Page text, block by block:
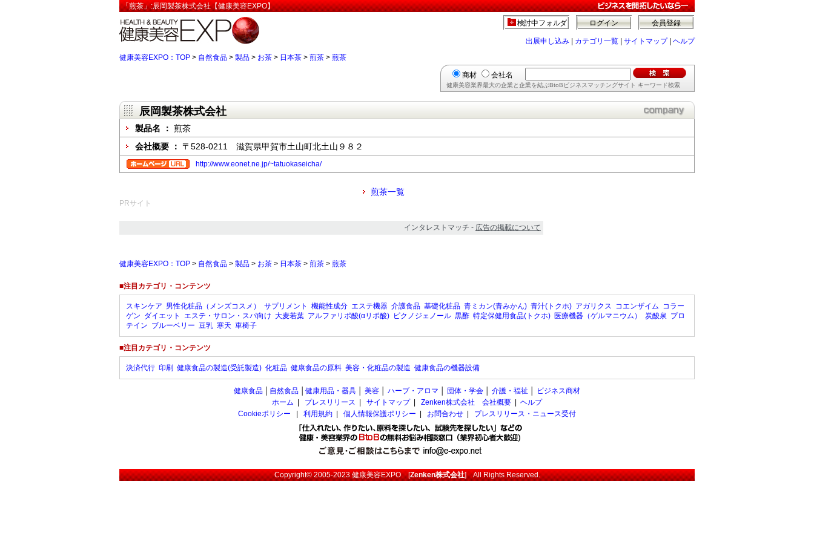
「煎茶」:辰岡製茶株式会社【健康美容EXPO】
会員登録
ログイン
検討中フォルダ
出展申し込み カテゴリ一覧 サイトマップ| ヘルプ
健康美容EXPO：TOP > 自然食品 > 製品 > お茶 > 日本茶 > 煎茶 > 煎茶
商材 会社名
健康美容業界最大の企業と企業を結ぶBtoBビジネスマッチングサイト キーワード検索
辰岡製茶株式会社
製品名 ： 煎茶
会社概要 ： 〒528-0211 滋賀県甲賀市土山町北土山９８２
http://www.eonet.ne.jp/~tatuokaseicha/
煎茶一覧
PRサイト
インタレストマッチ - 広告の掲載について
健康美容EXPO：TOP > 自然食品 > 製品 > お茶 > 日本茶 > 煎茶 > 煎茶
■注目カテゴリ・コンテンツ
スキンケア 男性化粧品（メンズコスメ） サプリメント 機能性成分 エステ機器 介護食品 基礎化粧品 青ミカン(青みかん) 青汁(トクホ) アガリクス コエンザイム コラー
ゲン ダイエット エステ・サロン・スパ向け 大麦若葉 アルファリポ酸(αリポ酸) ピクノジェノール 黒酢 特定保健用食品(トクホ) 医療機器（ゲルマニウム） 炭酸泉 プロ
テイン ブルーベリー 豆乳 寒天 車椅子
■注目カテゴリ・コンテンツ
決済代行 印刷 健康食品の製造(受託製造) 化粧品 健康食品の原料 美容・化粧品の製造 健康食品の機器設備
健康食品 自然食品 健康用品・器具 美容 ハーブ・アロマ 団体・学会 介護・福祉
ビジネス商材
ホーム
プレスリリース サイトマップ| Zenken株式会社 会社概要
ヘルプ
Cookieポリシー
利用規約 個人情報保護ポリシー お問合わせ プレスリリース・ニュース受付
Copyright© 2005-2023健康美容EXPO[Zenken株式会社] All Rights Reserved.